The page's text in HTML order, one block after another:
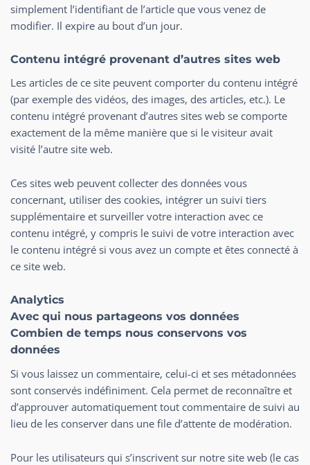
simplement l’identifiant de l’article que vous venez de
modifier. Il expire au bout d’un jour.
Contenu intégré provenant d’autres sites web
Les articles de ce site peuvent comporter du contenu intégré
(par exemple des vidéos, des images, des articles, etc.). Le
contenu intégré provenant d’autres sites web se comporte
exactement de la même manière que si le visiteur avait
visité l’autre site web.
Ces sites web peuvent collecter des données vous
concernant, utiliser des cookies, intégrer un suivi tiers
supplémentaire et surveiller votre interaction avec ce
contenu intégré, y compris le suivi de votre interaction avec
le contenu intégré si vous avez un compte et êtes connecté à
ce site web.
Analytics
Avec qui nous partageons vos données
Combien de temps nous conservons vos
données
Si vous laissez un commentaire, celui-ci et ses métadonnées
sont conservés indéfiniment. Cela permet de reconnaître et
d’approuver automatiquement tout commentaire de suivi au
lieu de les conserver dans une file d’attente de modération.
Pour les utilisateurs qui s’inscrivent sur notre site web (le cas